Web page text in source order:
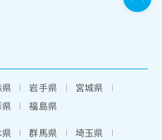
岩手県
宮城県
福島県
群馬県
埼玉県